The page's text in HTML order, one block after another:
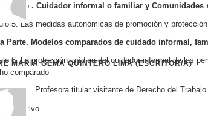
MARÍA GEMA QUINTERO LIMA (ESCRITOR/A)
Profesora titular visitante de Derecho del
Parte .Cuidador informal o familiar y Comunidades
5. Las medidas autonómicas de promoción y
Parte. Modelos comparados de cuidado informal,
6. La protección jurídica del cuidador informal de las
comparado
normativo